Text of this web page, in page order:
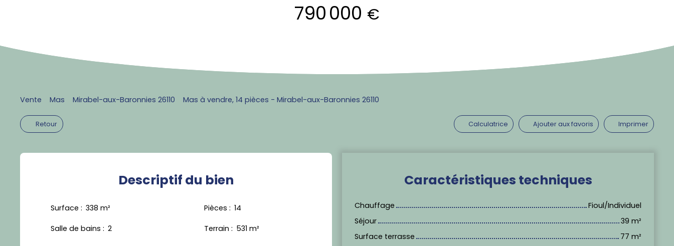
790 000 €
Vente Mas Mirabel-aux-Baronnies 26110 Mas à vendre, 14 pièces - Mirabel-aux-Baronnies 26110
Retour Calculatrice Ajouter aux favoris Imprimer
Descriptif du bien
Surface : 338 m² Pièces : 14
Salle de bains : 2 Terrain : 531 m²
Caractéristiques techniques
Chauffage
Fioul/Individuel
Séjour
39 m²
Surface terrasse
77 m²